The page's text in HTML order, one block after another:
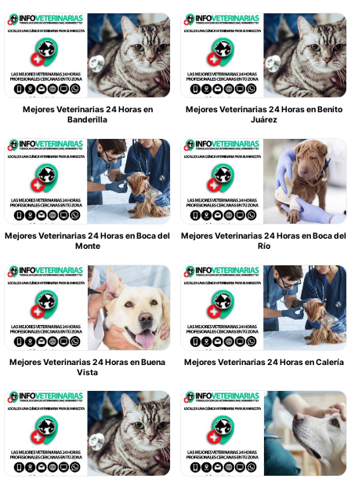
Mejores Veterinarias 24 Horas en
Banderilla
Mejores Veterinarias 24 Horas en Benito
Juárez
Mejores Veterinarias 24 Horas en Boca del
Monte
Mejores Veterinarias 24 Horas en Boca del
Río
Mejores Veterinarias 24 Horas en Buena
Vista
Mejores Veterinarias 24 Horas en Calería